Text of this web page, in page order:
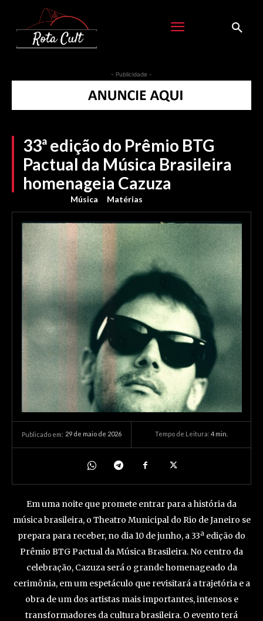
- Publicidade -
33ª edição do Prêmio BTG
Pactual da Música Brasileira
homenageia Cazuza
Música Matérias
Publicado em: 29 de maio de 2026 Tempo de Leitura: 4min.
Em uma noite que promete entrar para a história da
música brasileira, o Theatro Municipal do Rio de Janeiro se
prepara para receber, no dia 10 de junho, a 33ª edição do
Prêmio BTG Pactual da Música Brasileira. No centro da
celebração, Cazuza será o grande homenageado da
cerimônia, em um espetáculo que revisitará a trajetória e a
obra de um dos artistas mais importantes, intensos e
transformadores da cultura brasileira. O evento terá